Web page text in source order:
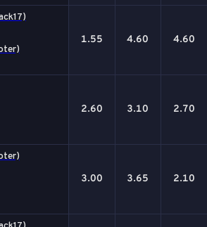
1.55 4.60 4.60
2.60 3.10 2.70
3.00 3.65 2.10